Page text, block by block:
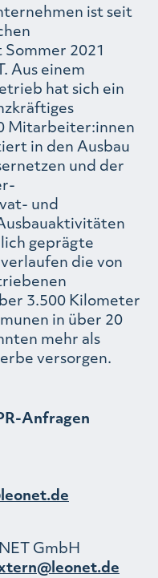
ist seit
2021
Aus einem
hat sich ein
Mitarbeiter:innen
in den Ausbau
und der
und
geprägte
die von
3.500 Kilometer
in über 20
mehr als
versorgen.
Anfragen
GmbH